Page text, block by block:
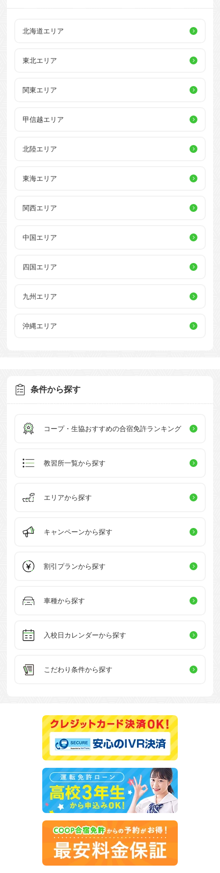
北海道エリア
東北エリア
関東エリア
甲信越エリア
北陸エリア
東海エリア
関西エリア
中国エリア
四国エリア
九州エリア
沖縄エリア
条件から探す
コープ・生協おすすめの合宿免許ランキング
教習所一覧から探す
エリアから探す
キャンペーンから探す
割引プランから探す
車種から探す
入校日カレンダーから探す
こだわり条件から探す